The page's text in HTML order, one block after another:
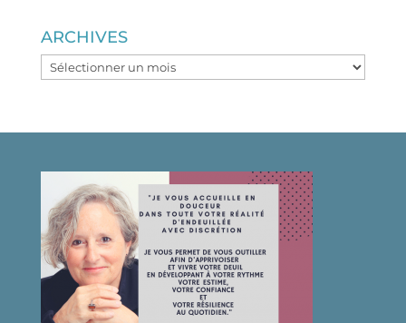
ARCHIVES
ARCHIVES